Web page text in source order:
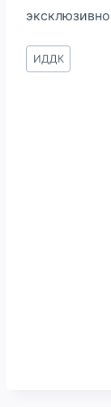
Метки
записи:
ИДДК